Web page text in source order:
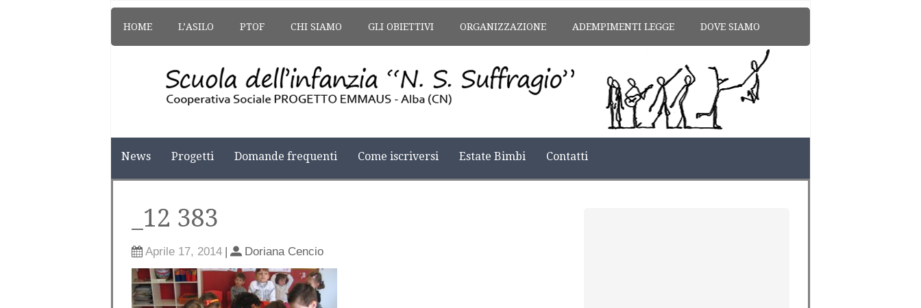
HOME L’ASILO PTOF CHI SIAMO GLI OBIETTIVI ORGANIZZAZIONE ADEMPIMENTI LEGGE DOVE SIAMO
News Progetti Domande frequenti Come iscriversi Estate Bimbi Contatti
_12 383
Aprile 17, 2014 | Doriana Cencio